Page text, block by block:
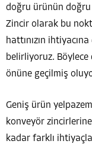
doğru ürünün
Zincir olarak bu
hattınızın
belirliyoruz. Böylece
önüne geçilmiş
Geniş ürün
konveyör
kadar farklı